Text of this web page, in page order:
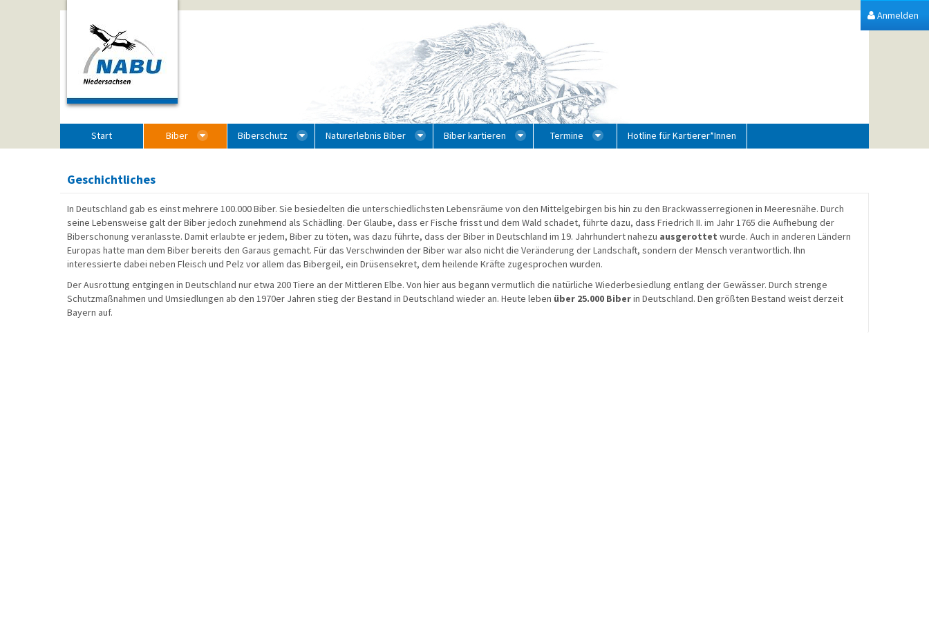
Anmelden
Start Biber Biberschutz Naturerlebnis Biber Biber kartieren Termine Hotline für Kartierer*Innen
Geschichtliches
In Deutschland gab es einst mehrere 100.000 Biber. Sie besiedelten die unterschiedlichsten Lebensräume von den Mittelgebirgen bis hin zu den Brackwasserregionen in Meeresnähe. Durch
seine Lebensweise galt der Biber jedoch zunehmend als Schädling. Der Glaube, dass er Fische frisst und dem Wald schadet, führte dazu, dass Friedrich II. im Jahr 1765 die Aufhebung der
Biberschonung veranlasste. Damit erlaubte er jedem, Biber zu töten, was dazu führte, dass der Biber in Deutschland im 19. Jahrhundert nahezu ausgerottet wurde. Auch in anderen Ländern
Europas hatte man dem Biber bereits den Garaus gemacht. Für das Verschwinden der Biber war also nicht die Veränderung der Landschaft, sondern der Mensch verantwortlich. Ihn
interessierte dabei neben Fleisch und Pelz vor allem das Bibergeil, ein Drüsensekret, dem heilende Kräfte zugesprochen wurden.
Der Ausrottung entgingen in Deutschland nur etwa 200 Tiere an der Mittleren Elbe. Von hier aus begann vermutlich die natürliche Wiederbesiedlung entlang der Gewässer. Durch strenge
Schutzmaßnahmen und Umsiedlungen ab den 1970er Jahren stieg der Bestand in Deutschland wieder an. Heute leben über 25.000 Biberin Deutschland. Den größten Bestand weist derzeit
Bayern auf.